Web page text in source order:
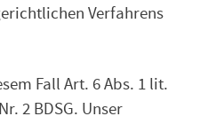
Verfahrens
Fall Art. 6 Abs. 1 lit.
2 BDSG. Unser